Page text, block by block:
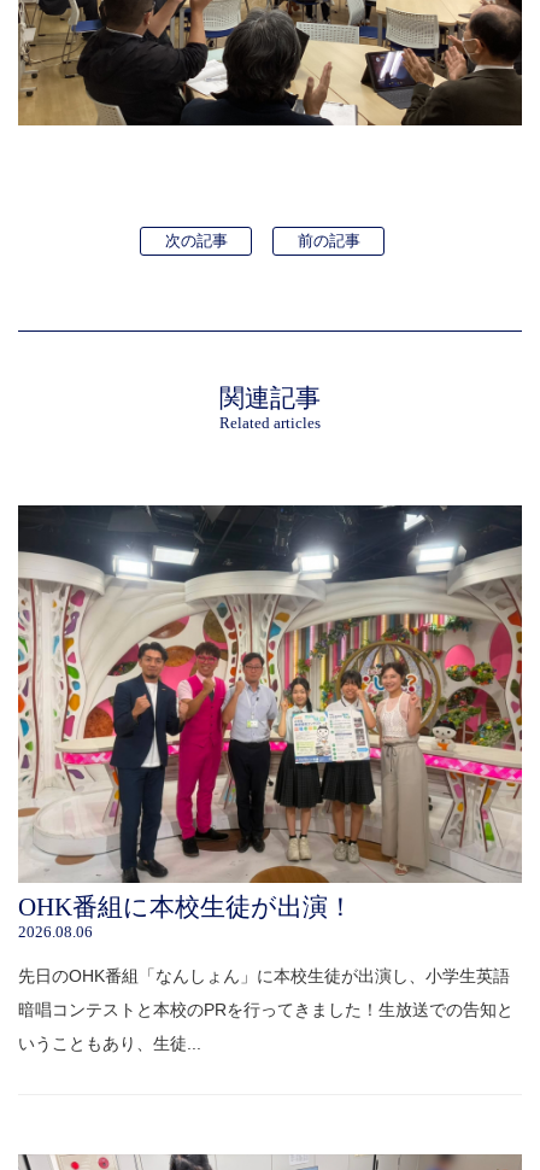
次の記事 前の記事
関連記事
Related articles
OHK番組に本校生徒が出演！
2026.08.06
先日のOHK番組「なんしょん」に本校生徒が出演し、小学生英語
暗唱コンテストと本校のPRを行ってきました！生放送での告知と
いうこともあり、生徒...